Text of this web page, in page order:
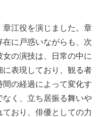
江役を演じました。章
に戸惑いながらも、次
の演技は、日常の中に
表現しており、観る者
の経過によって変化す
なく、立ち居振る舞いや
おり、俳優としての力